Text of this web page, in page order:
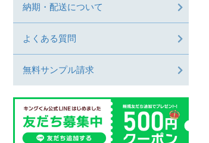
納期・配送について
よくある質問
無料サンプル請求